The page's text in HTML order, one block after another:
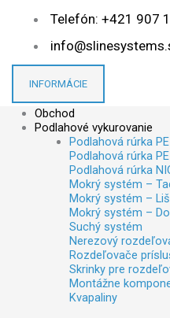
Telefón: +421 907
INFORMÁCIE
Obchod
Podlahové vykurovanie
Podlahová rúrka
Podlahová rúrka
Podlahová rúrka
Mokrý systém –
Mokrý systém –
Mokrý systém –
Suchý systém
Nerezový
Rozdeľovače
Skrinky pre
Montážne
Kvapaliny